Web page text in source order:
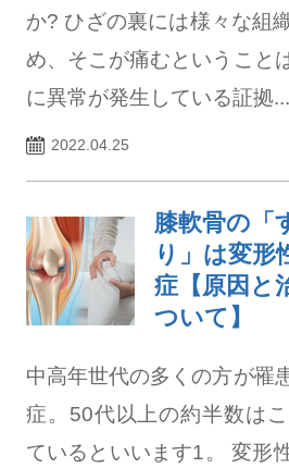
か? ひざの裏には様々な組
め、そこが痛むということ
に異常が発生している証拠...
2022.04.25
膝軟骨の「
り」は変形
症【原因と
ついて】
中高年世代の多くの方が罹
症。50代以上の約半数は
ているといいます1。 変形